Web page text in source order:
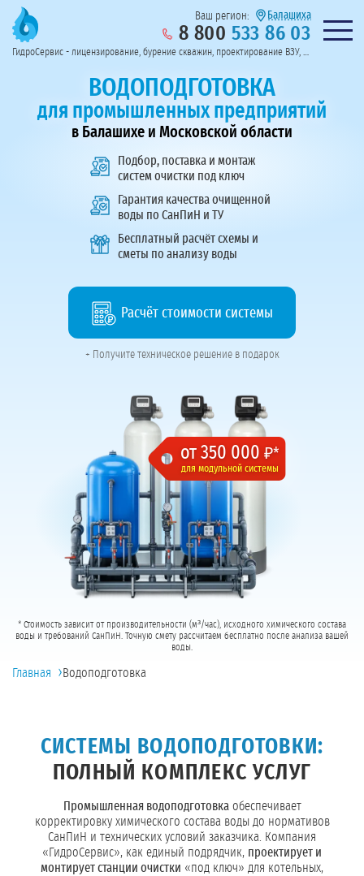
Предоставим полный пакет документов
Пригласить в тендер
Колл-центр на связи с 9:00 до 19:00
Перезвоните мне!
Ваш регион: Балашиха
8 800 533 86 03 Нужна
ГидроСервис - лицензирование, бурение скважин, проектирование ВЗУ, системы водоподготовки
ВОДОПОДГОТОВКА
для промышленных предприятий
в Балашихе и Московской области
Подбор, поставка и монтаж
систем очистки под ключ
Гарантия качества очищенной
воды по СанПиН и ТУ
Бесплатный расчёт схемы и
сметы по анализу воды
Расчёт стоимости системы
+ Получите техническое решение в подарок
от 350 000₽*
для модульной системы
* Стоимость зависит от производительности (м³/час), исходного химического состава
воды и требований СанПиН. Точную смету рассчитаем бесплатно после анализа вашей
воды.
Главная ›Водоподготовка
СИСТЕМЫ ВОДОПОДГОТОВКИ:
ПОЛНЫЙ КОМПЛЕКС УСЛУГ
Промышленная водоподготовкаобеспечивает
корректировку химического состава воды до нормативов
СанПиН и технических условий заказчика. Компания
«ГидроСервис», как единый подрядчик, проектирует и
монтирует станции очистки «под ключ» для котельных,